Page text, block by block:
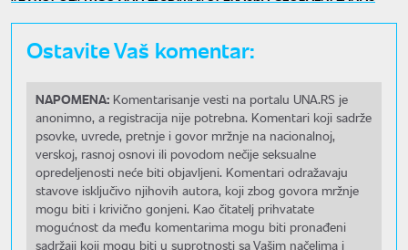
Ostavite Vaš komentar:
NAPOMENA: Komentarisanje vesti na portalu UNA.RS je
anonimno, a registracija nije potrebna. Komentari koji sadrže
psovke, uvrede, pretnje i govor mržnje na nacionalnoj,
verskoj, rasnoj osnovi ili povodom nečije seksualne
opredeljenosti neće biti objavljeni. Komentari odražavaju
stavove isključivo njihovih autora, koji zbog govora mržnje
mogu biti i krivično gonjeni. Kao čitatelj prihvatate
mogućnost da među komentarima mogu biti pronađeni
sadržaji koji mogu biti u suprotnosti sa Vašim načelima i